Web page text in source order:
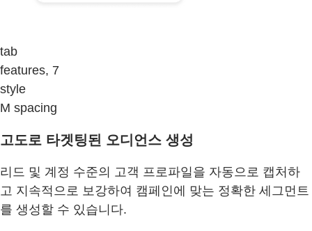
tab
features, 7
style
M spacing
고도로 타겟팅된 오디언스 생성
리드 및 계정 수준의 고객 프로파일을 자동으로 캡처하
고 지속적으로 보강하여 캠페인에 맞는 정확한 세그먼트
를 생성할 수 있습니다.